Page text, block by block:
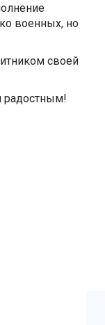
военных, но
своей
радостным!